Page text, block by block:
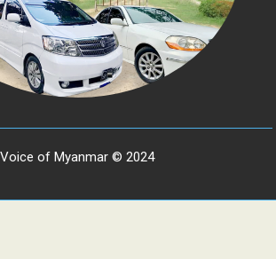
Voice of Myanmar © 2024